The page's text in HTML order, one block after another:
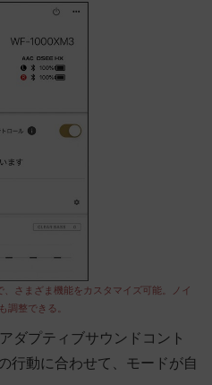
さまざま機能をカスタマイズ可能。ノイ
調整できる。
ダプティブサウンドコント
行動に合わせて、モードが自